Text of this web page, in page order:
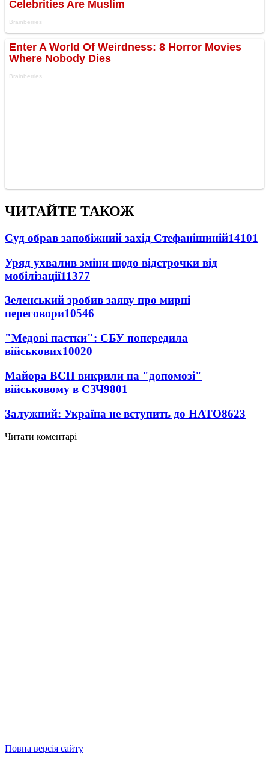
ЧИТАЙТЕ ТАКОЖ
Суд обрав запобіжний захід Стефанішиній14101
Уряд ухвалив зміни щодо відстрочки від
мобілізації11377
Зеленський зробив заяву про мирні
переговори10546
"Медові пастки": СБУ попередила
військових10020
Майора ВСП викрили на "допомозі"
військовому в СЗЧ9801
Залужний: Україна не вступить до НАТО8623
Читати коментарі
Повна версія сайту